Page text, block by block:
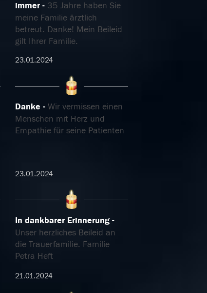
immer
35 Jahre haben Sie
meine Familie ärztlich
betreut. Danke! Mein Beileid
gilt Ihrer Familie.
23.01.2024
Danke
Wir vermissen einen
Menschen mit Herz und
Empathie für seine Patienten
23.01.2024
In dankbarer Erinnerung
Unser herzliches Beileid an
die Trauerfamilie. Familie
Petra Heft
21.01.2024